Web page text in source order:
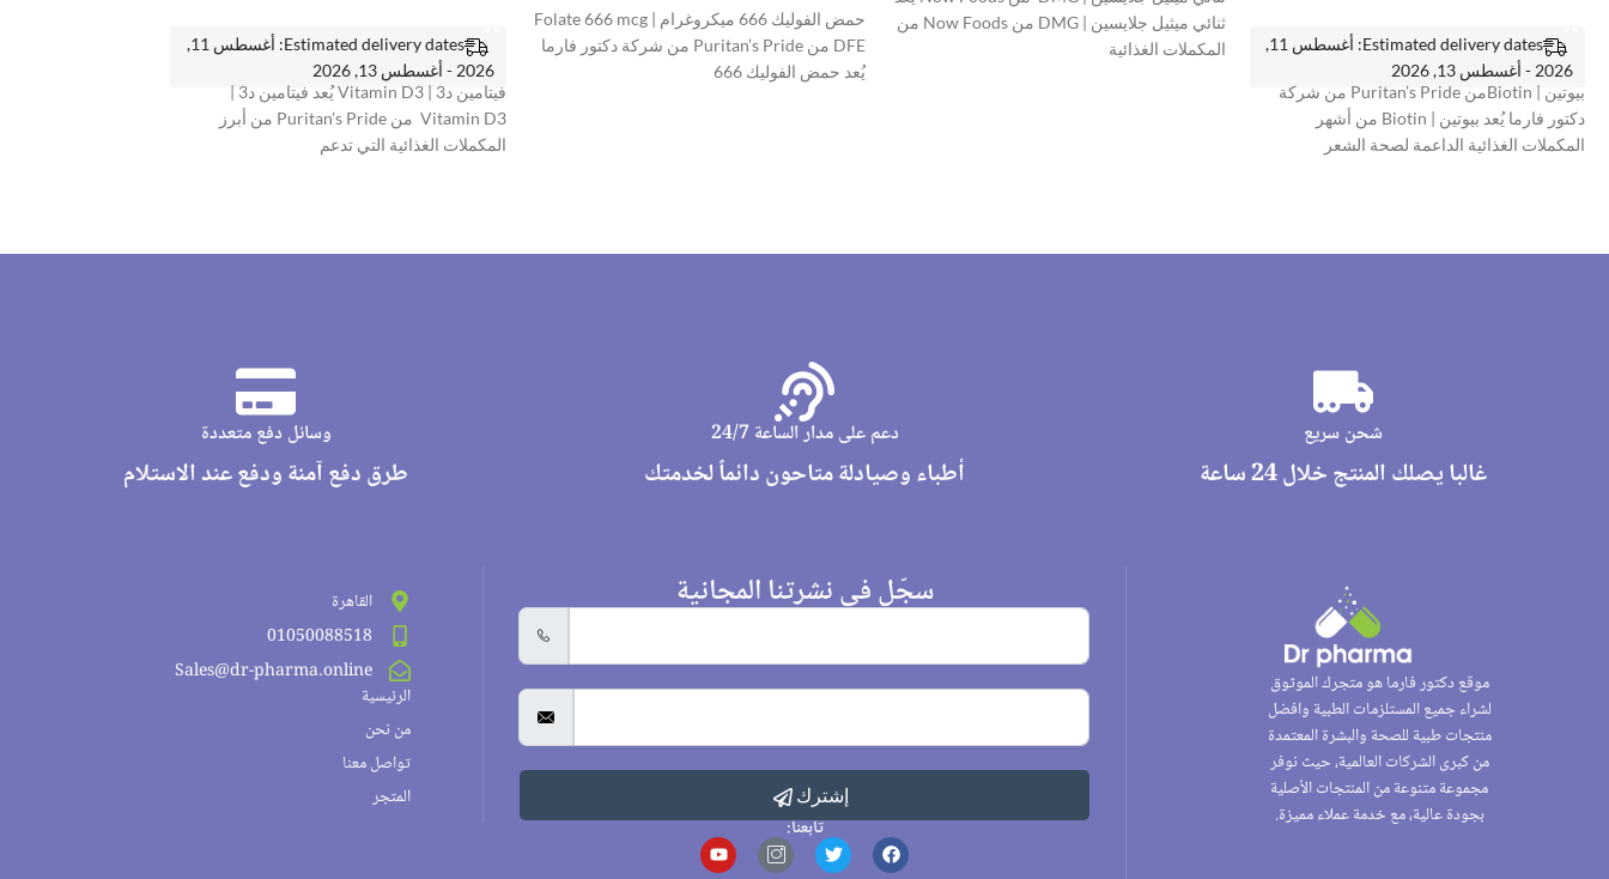
Estimated delivery dates: أغسطس 11,
2026 - أغسطس 13, 2026
بيوتين | Biotinمن Puritan’s Pride من شركة
دكتور فارما يُعد بيوتين | Biotin من أشهر
المكملات الغذائية الداعمة لصحة الشعر
ثنائي ميثيل جلايسين | DMG من Now Foods من
المكملات الغذائية
حمض الفوليك 666 ميكروغرام | Folate 666 mcg
DFE من Puritan’s Pride من شركة دكتور فارما
يُعد حمض الفوليك 666
Estimated delivery dates: أغسطس 11,
2026 - أغسطس 13, 2026
فيتامين د3 | Vitamin D3 يُعد فيتامين د3 |
Vitamin D3 من Puritan’s Pride من أبرز
المكملات الغذائية التي تدعم
شحن سريع
غالبا يصلك المنتج خلال 24 ساعة
دعم على مدار الساعة 24/7
أطباء وصيادلة متاحون دائماً لخدمتك
وسائل دفع متعددة
طرق دفع آمنة ودفع عند الاستلام
موقع دكتور فارما هو متجرك الموثوق
لشراء جميع المستلزمات الطبية وافضل
منتجات طبية للصحة والبشرة المعتمدة
من كبرى الشركات العالمية، حيث نوفر
مجموعة متنوعة من المنتجات الأصلية
بجودة عالية، مع خدمة عملاء مميزة.
سجّل في نشرتنا المجانية
إشترك
تابعنا:
القاهرة
01050088518
Sales@dr-pharma.online
الرئيسية
من نحن
تواصل معنا
المتجر